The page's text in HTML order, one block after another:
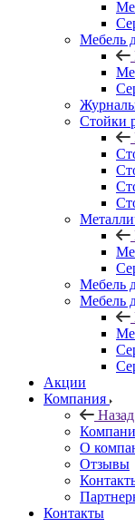
Мебель
Стойки
Мебель
Мебель
Акции
Компания
Назад
О
Отзывы
Контакты